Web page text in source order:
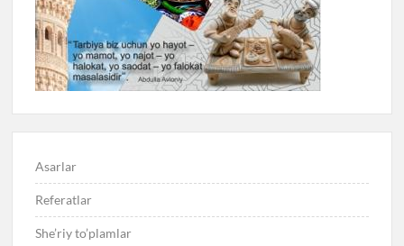
Asarlar
Referatlar
She’riy to’plamlar